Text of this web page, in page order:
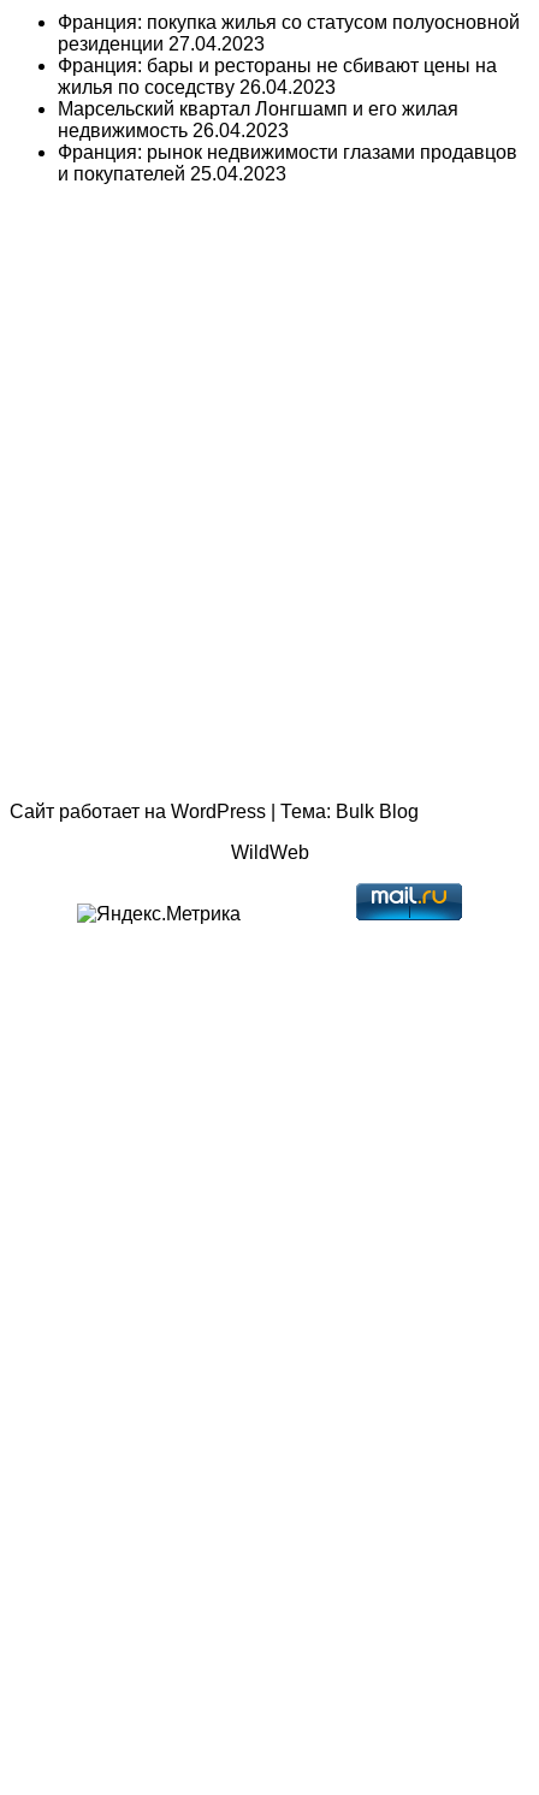
Франция: покупка жилья со статусом полуосновной
резиденции 27.04.2023
Франция: бары и рестораны не сбивают цены на
жилья по соседству 26.04.2023
Марсельский квартал Лонгшамп и его жилая
недвижимость 26.04.2023
Франция: рынок недвижимости глазами продавцов
и покупателей 25.04.2023
Сайт работает на WordPress Тема: Bulk Blog
WildWeb